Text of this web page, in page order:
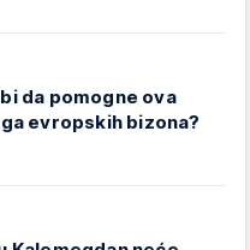
da pomogne ova
evropskih bizona?